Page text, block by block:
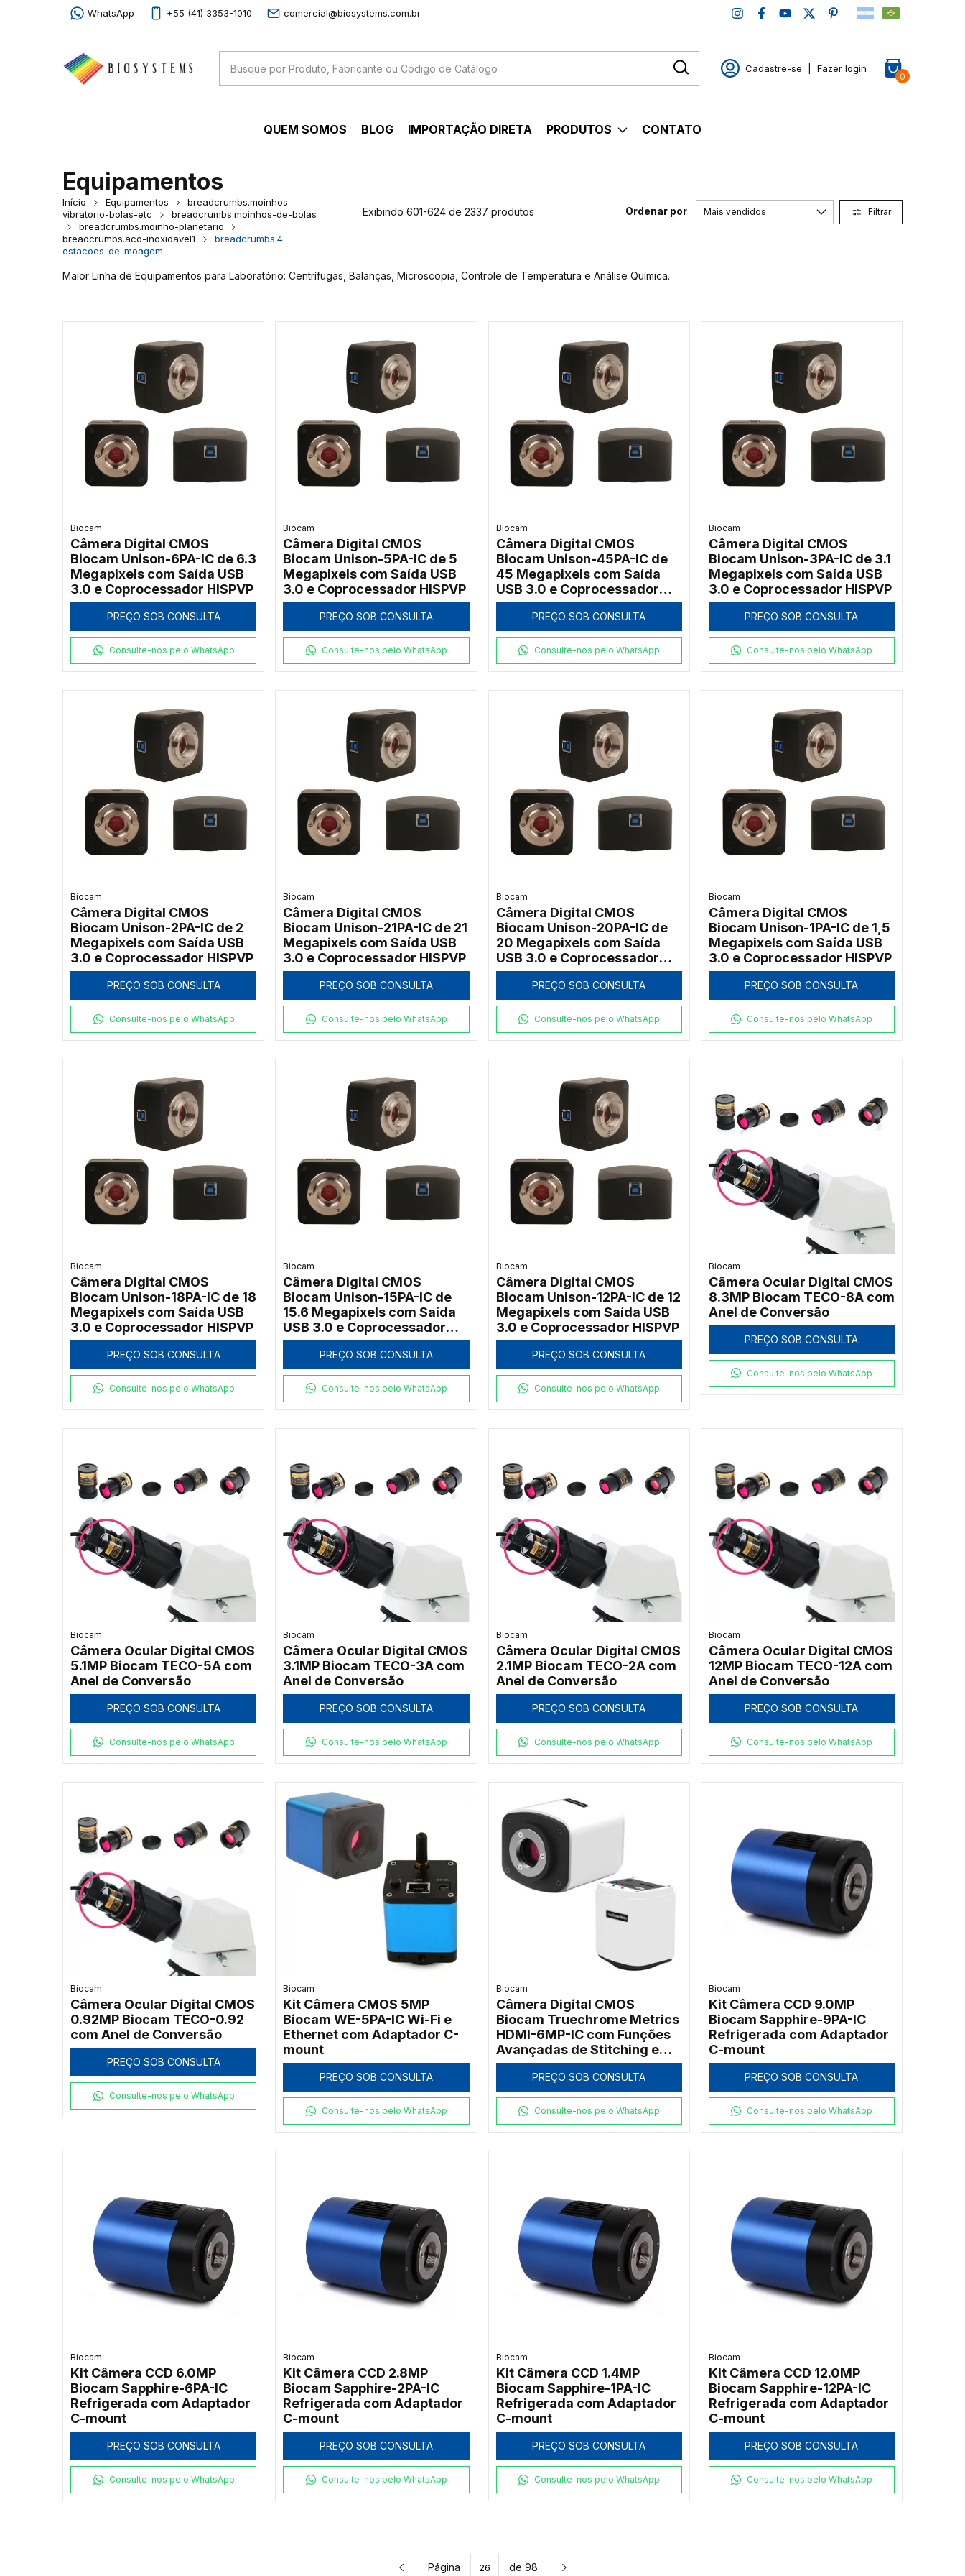
WhatsApp +55 (41) 3353-1010 comercial@biosystems.com.br
Cadastre-se Fazer login
0
QUEM SOMOS BLOG IMPORTAÇÃO DIRETA PRODUTOS CONTATO
Equipamentos
Início Equipamentos
breadcrumbs.moinhos-
vibratorio-bolas-etc
breadcrumbs.moinhos-de-bolas
breadcrumbs.moinho-planetario
breadcrumbs.aco-inoxidavel1
breadcrumbs.4-
estacoes-de-moagem
Exibindo 601-624 de 2337 produtos Ordenar por Filtrar
Maior Linha de Equipamentos para Laboratório: Centrífugas, Balanças, Microscopia, Controle de Temperatura e Análise Química.
Biocam
Câmera Digital CMOS
Biocam Unison-6PA-IC de 6.3
Megapixels com Saída USB
3.0 e Coprocessador HISPVP
PREÇO SOB CONSULTA
Consulte-nos pelo WhatsApp
Biocam
Câmera Digital CMOS
Biocam Unison-5PA-IC de 5
Megapixels com Saída USB
3.0 e Coprocessador HISPVP
PREÇO SOB CONSULTA
Consulte-nos pelo WhatsApp
Biocam
Câmera Digital CMOS
Biocam Unison-45PA-IC de
45 Megapixels com Saída
USB 3.0 e Coprocessador
HISPVP
PREÇO SOB CONSULTA
Consulte-nos pelo WhatsApp
Biocam
Câmera Digital CMOS
Biocam Unison-3PA-IC de 3.1
Megapixels com Saída USB
3.0 e Coprocessador HISPVP
PREÇO SOB CONSULTA
Consulte-nos pelo WhatsApp
Biocam
Câmera Digital CMOS
Biocam Unison-2PA-IC de 2
Megapixels com Saída USB
3.0 e Coprocessador HISPVP
PREÇO SOB CONSULTA
Consulte-nos pelo WhatsApp
Biocam
Câmera Digital CMOS
Biocam Unison-21PA-IC de 21
Megapixels com Saída USB
3.0 e Coprocessador HISPVP
PREÇO SOB CONSULTA
Consulte-nos pelo WhatsApp
Biocam
Câmera Digital CMOS
Biocam Unison-20PA-IC de
20 Megapixels com Saída
USB 3.0 e Coprocessador
HISPVP
PREÇO SOB CONSULTA
Consulte-nos pelo WhatsApp
Biocam
Câmera Digital CMOS
Biocam Unison-1PA-IC de 1,5
Megapixels com Saída USB
3.0 e Coprocessador HISPVP
PREÇO SOB CONSULTA
Consulte-nos pelo WhatsApp
Biocam
Câmera Digital CMOS
Biocam Unison-18PA-IC de 18
Megapixels com Saída USB
3.0 e Coprocessador HISPVP
PREÇO SOB CONSULTA
Consulte-nos pelo WhatsApp
Biocam
Câmera Digital CMOS
Biocam Unison-15PA-IC de
15.6 Megapixels com Saída
USB 3.0 e Coprocessador
HISPVP
PREÇO SOB CONSULTA
Consulte-nos pelo WhatsApp
Biocam
Câmera Digital CMOS
Biocam Unison-12PA-IC de 12
Megapixels com Saída USB
3.0 e Coprocessador HISPVP
PREÇO SOB CONSULTA
Consulte-nos pelo WhatsApp
Biocam
Câmera Ocular Digital CMOS
8.3MP Biocam TECO-8A com
Anel de Conversão
PREÇO SOB CONSULTA
Consulte-nos pelo WhatsApp
Biocam
Câmera Ocular Digital CMOS
5.1MP Biocam TECO-5A com
Anel de Conversão
PREÇO SOB CONSULTA
Consulte-nos pelo WhatsApp
Biocam
Câmera Ocular Digital CMOS
3.1MP Biocam TECO-3A com
Anel de Conversão
PREÇO SOB CONSULTA
Consulte-nos pelo WhatsApp
Biocam
Câmera Ocular Digital CMOS
2.1MP Biocam TECO-2A com
Anel de Conversão
PREÇO SOB CONSULTA
Consulte-nos pelo WhatsApp
Biocam
Câmera Ocular Digital CMOS
12MP Biocam TECO-12A com
Anel de Conversão
PREÇO SOB CONSULTA
Consulte-nos pelo WhatsApp
Biocam
Câmera Ocular Digital CMOS
0.92MP Biocam TECO-0.92
com Anel de Conversão
PREÇO SOB CONSULTA
Consulte-nos pelo WhatsApp
Biocam
Kit Câmera CMOS 5MP
Biocam WE-5PA-IC Wi-Fi e
Ethernet com Adaptador C-
mount
PREÇO SOB CONSULTA
Consulte-nos pelo WhatsApp
Biocam
Câmera Digital CMOS
Biocam Truechrome Metrics
HDMI-6MP-IC com Funções
Avançadas de Stitching e
EDF
PREÇO SOB CONSULTA
Consulte-nos pelo WhatsApp
Biocam
Kit Câmera CCD 9.0MP
Biocam Sapphire-9PA-IC
Refrigerada com Adaptador
C-mount
PREÇO SOB CONSULTA
Consulte-nos pelo WhatsApp
Biocam
Kit Câmera CCD 6.0MP
Biocam Sapphire-6PA-IC
Refrigerada com Adaptador
C-mount
PREÇO SOB CONSULTA
Consulte-nos pelo WhatsApp
Biocam
Kit Câmera CCD 2.8MP
Biocam Sapphire-2PA-IC
Refrigerada com Adaptador
C-mount
PREÇO SOB CONSULTA
Consulte-nos pelo WhatsApp
Biocam
Kit Câmera CCD 1.4MP
Biocam Sapphire-1PA-IC
Refrigerada com Adaptador
C-mount
PREÇO SOB CONSULTA
Consulte-nos pelo WhatsApp
Biocam
Kit Câmera CCD 12.0MP
Biocam Sapphire-12PA-IC
Refrigerada com Adaptador
C-mount
PREÇO SOB CONSULTA
Consulte-nos pelo WhatsApp
Página de 98